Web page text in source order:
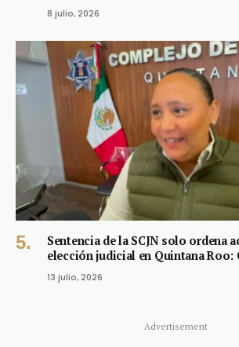
8 julio, 2026
Sentencia de la SCJN solo ordena
elección judicial en Quintana Roo:
13 julio, 2026
Advertisement